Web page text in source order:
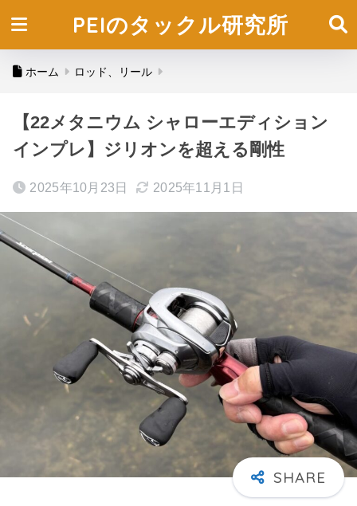
PEIのタックル研究所
ホーム ロッド、リール
【22メタニウム シャローエディション
インプレ】ジリオンを超える剛性
2025年10月23日 2025年11月1日